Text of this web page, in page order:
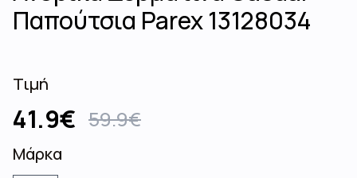
Παπούτσια Parex 13128034
Τιμή
41.9€ 59.9€
Μάρκα